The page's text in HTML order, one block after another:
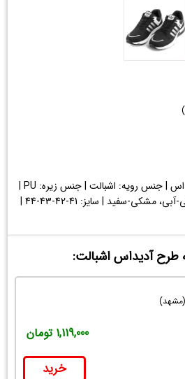
)
کفش اسپرت مردانه طرح آدیداس | جنس رویه: اشبالت | جنس زیره: PU |
رنگ بندی: طوسی-آبی، مشکی-آبی، مشکی-سفید | سایز: 41-42-43-44 |
طرح آدیداس اشبالت:
(مشهد)
1,119,000 تومان
خرید